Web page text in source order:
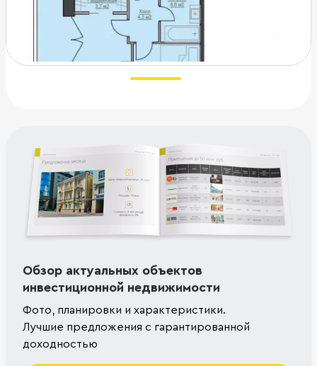
Обзор актуальных объектов
инвестиционной недвижимости
Фото, планировки и характеристики.
Лучшие предложения с гарантированной
доходностью